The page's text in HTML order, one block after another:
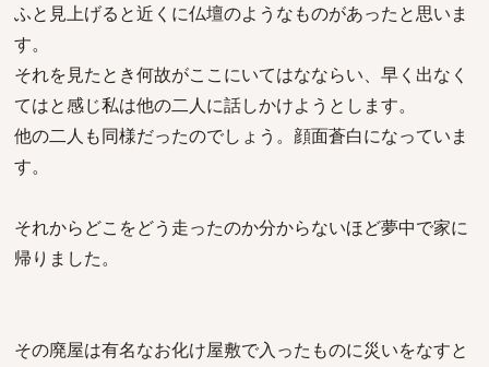
ふと見上げると近くに仏壇のようなものがあったと思いま
す。
それを見たとき何故がここにいてはなならい、早く出なく
てはと感じ私は他の二人に話しかけようとします。
他の二人も同様だったのでしょう。顔面蒼白になっていま
す。
それからどこをどう走ったのか分からないほど夢中で家に
帰りました。
その廃屋は有名なお化け屋敷で入ったものに災いをなすと